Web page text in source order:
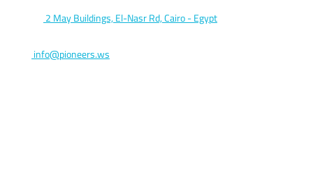
2 May Buildings, El-Nasr Rd, Cairo - Egypt
info@pioneers.ws